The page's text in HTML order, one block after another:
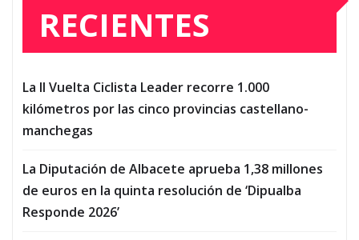
RECIENTES
La II Vuelta Ciclista Leader recorre 1.000
kilómetros por las cinco provincias castellano-
manchegas
La Diputación de Albacete aprueba 1,38 millones
de euros en la quinta resolución de ‘Dipualba
Responde 2026’